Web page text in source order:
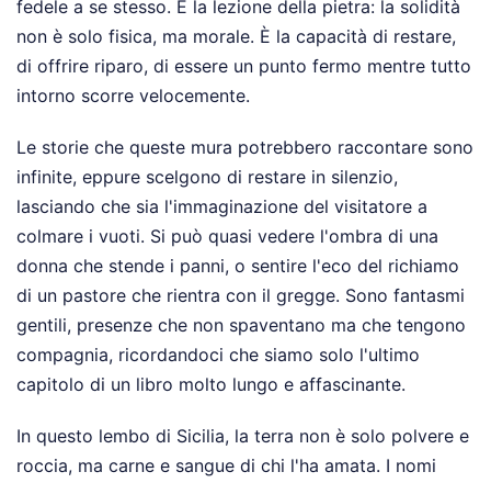
fedele a se stesso. È la lezione della pietra: la solidità
non è solo fisica, ma morale. È la capacità di restare,
di offrire riparo, di essere un punto fermo mentre tutto
intorno scorre velocemente.
Le storie che queste mura potrebbero raccontare sono
infinite, eppure scelgono di restare in silenzio,
lasciando che sia l'immaginazione del visitatore a
colmare i vuoti. Si può quasi vedere l'ombra di una
donna che stende i panni, o sentire l'eco del richiamo
di un pastore che rientra con il gregge. Sono fantasmi
gentili, presenze che non spaventano ma che tengono
compagnia, ricordandoci che siamo solo l'ultimo
capitolo di un libro molto lungo e affascinante.
In questo lembo di Sicilia, la terra non è solo polvere e
roccia, ma carne e sangue di chi l'ha amata. I nomi